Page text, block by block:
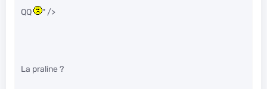
QQ " />
La praline ?